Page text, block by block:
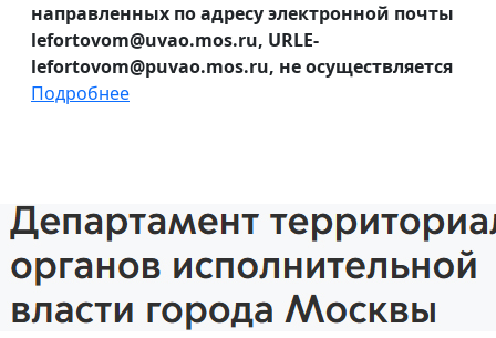
направленных по адресу электронной почты
lefortovom@uvao.mos.ru, URLE-
lefortovom@puvao.mos.ru, не осуществляется
Подробнее